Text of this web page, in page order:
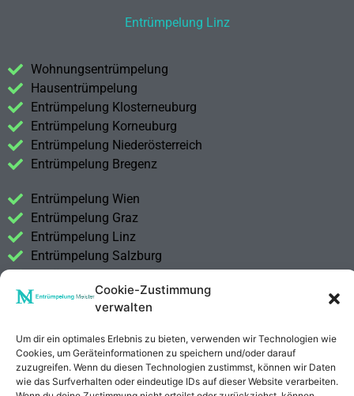
Cookie-Zustimmung
verwalten
Um dir ein optimales Erlebnis zu bieten, verwenden wir Technologien wie
Cookies, um Geräteinformationen zu speichern und/oder darauf
zuzugreifen. Wenn du diesen Technologien zustimmst, können wir Daten
wie das Surfverhalten oder eindeutige IDs auf dieser Website verarbeiten.
Entrümpelung Linz
Wohnungsentrümpelung
Hausentrümpelung
Entrümpelung Klosterneuburg
Entrümpelung Korneuburg
Entrümpelung Niederösterreich
Entrümpelung Bregenz
Entrümpelung Wien
Entrümpelung Graz
Entrümpelung Linz
Entrümpelung Salzburg
Entrümpelung Vorarlberg
Entrümpelung Steiermark
Impressum
Datenschutzerklärung